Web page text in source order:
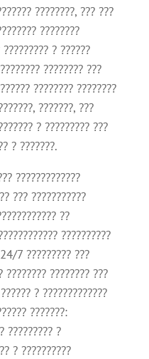
????????, ??? ???
????????
? ??????
???????? ???
???????? ????????
???????, ???
? ????????? ???
? ???????.
?????????????
??? ???????????
??
??????????
7 ????????? ???
???????? ???????? ???
? ?????????????
???????:
????????? ?
? ??????????